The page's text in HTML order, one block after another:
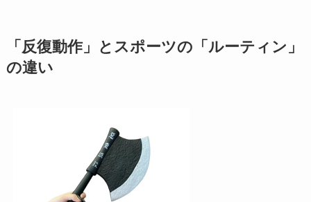
「反復動作」とスポーツの「ルーティン」
の違い